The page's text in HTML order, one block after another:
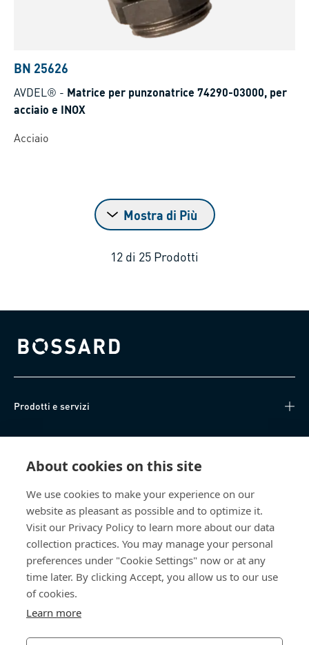
About cookies on this site
We use cookies to make your experience on our
website as pleasant as possible and to optimize it.
Visit our Privacy Policy to learn more about our data
collection practices. You may manage your personal
preferences under "Cookie Settings" now or at any
time later. By clicking Accept, you allow us to our use
of cookies.
Learn more
BN 25626
AVDEL® - Matrice per punzonatrice 74290-03000, per
acciaio e INOX
Acciaio
Mostra di Più
12 di 25 Prodotti
Bossard homepage
Prodotti e servizi
Knowledge Hub
Chi siamo
Bossard Italia
Via Salvatore Quasimodo, 12/14
20025 Legnano (MI)